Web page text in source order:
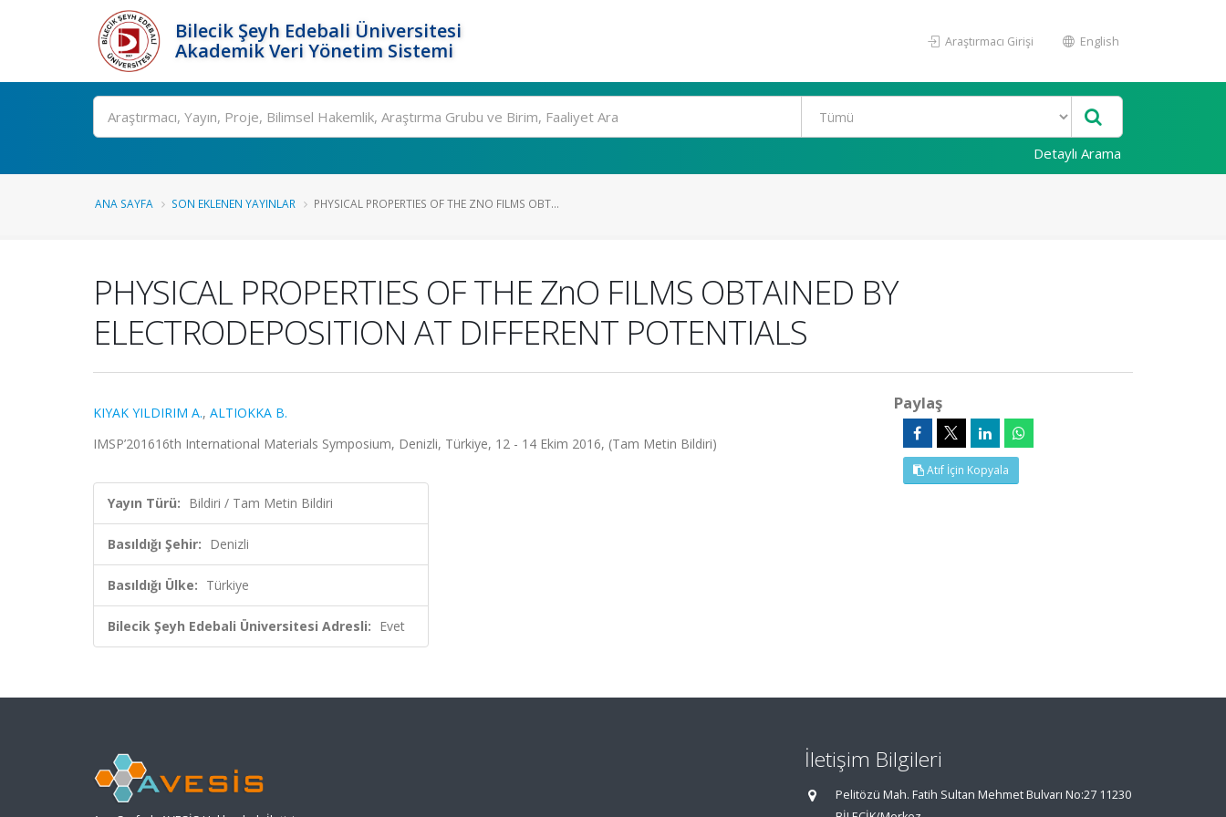
Bilecik Şeyh Edebali Üniversitesi
Akademik Veri Yönetim Sistemi
Araştırmacı Girişi English
Ara
Detaylı Arama
ANA SAYFA SON EKLENEN YAYINLAR PHYSICAL PROPERTIES OF THE ZNO FILMS OBT...
PHYSICAL PROPERTIES OF THE ZnO FILMS OBTAINED BY
ELECTRODEPOSITION AT DIFFERENT POTENTIALS
KIYAK YILDIRIM A., ALTIOKKA B.
IMSP’201616th International Materials Symposium, Denizli, Türkiye, 12 - 14 Ekim 2016, (Tam Metin Bildiri)
Yayın Türü: Bildiri / Tam Metin Bildiri
Basıldığı Şehir: Denizli
Basıldığı Ülke: Türkiye
Bilecik Şeyh Edebali Üniversitesi Adresli: Evet
Paylaş
Atıf İçin Kopyala
İletişim Bilgileri
Pelitözü Mah. Fatih Sultan Mehmet Bulvarı No:27 11230